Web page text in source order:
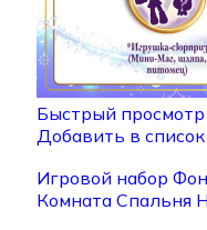
Быстрый просмотр
Добавить в
Игровой набор
Комната Спальня